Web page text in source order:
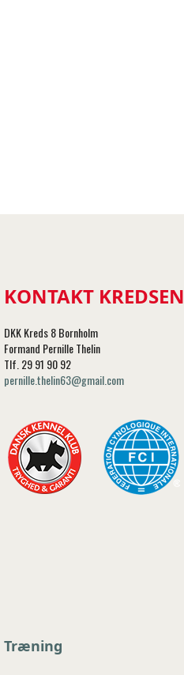
KONTAKT KREDSEN
DKK Kreds 8 Bornholm
Formand Pernille Thelin
Tlf. 29 91 90 92
pernille.thelin63@gmail.com
Træning